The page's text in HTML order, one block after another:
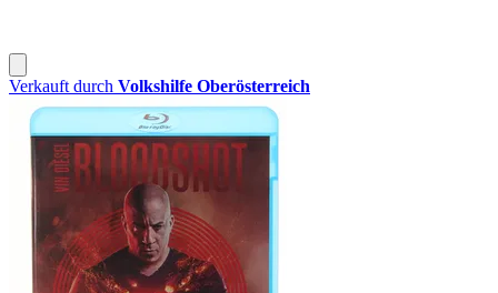
Verkauft durch Volkshilfe Oberösterreich